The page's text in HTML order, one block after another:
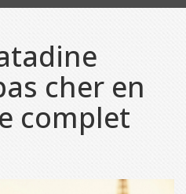
cher en
complet